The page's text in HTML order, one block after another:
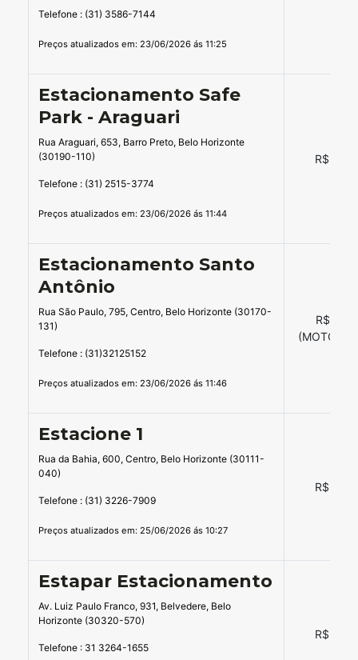
Telefone : (31) 3586-7144
Preços atualizados em: 23/06/2026 ás 11:25
Estacionamento Safe
Park - Araguari
Rua Araguari, 653, Barro Preto, Belo Horizonte
(30190-110)
Telefone : (31) 2515-3774
Preços atualizados em: 23/06/2026 ás 11:44
R$
Estacionamento Santo
Antônio
Rua São Paulo, 795, Centro, Belo Horizonte (30170-
131)
Telefone : (31)32125152
Preços atualizados em: 23/06/2026 ás 11:46
R$
(MOTO
Estacione 1
Rua da Bahia, 600, Centro, Belo Horizonte (30111-
040)
Telefone : (31) 3226-7909
Preços atualizados em: 25/06/2026 ás 10:27
R$
Estapar Estacionamento
Av. Luiz Paulo Franco, 931, Belvedere, Belo
Horizonte (30320-570)
Telefone : 31 3264-1655
R$